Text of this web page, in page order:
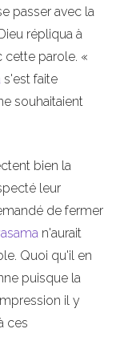
passer avec la
répliqua à
cette parole. «
s'est faite
souhaitaient
bien la
leur
de fermer
n'aurait
Quoi qu'il en
puisque la
il y
ces